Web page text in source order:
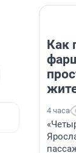
Как
4 часа